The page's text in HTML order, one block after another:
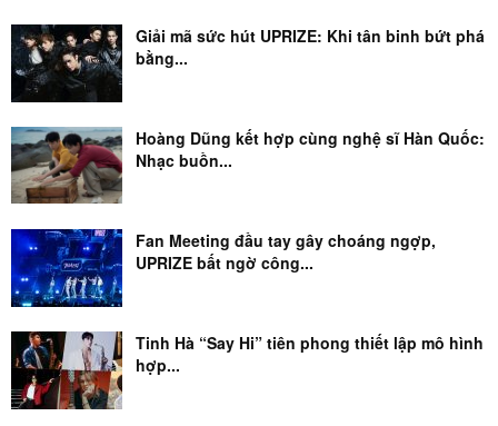
Giải mã sức hút UPRIZE: Khi tân binh bứt phá
bằng...
Hoàng Dũng kết hợp cùng nghệ sĩ Hàn Quốc:
Nhạc buồn...
Fan Meeting đầu tay gây choáng ngợp,
UPRIZE bất ngờ công...
Tinh Hà “Say Hi” tiên phong thiết lập mô hình
hợp...